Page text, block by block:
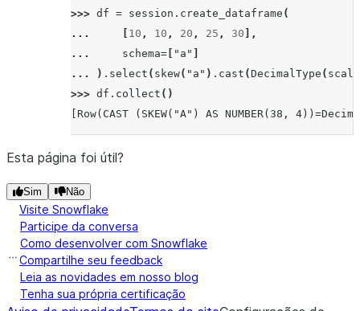
>>> df = session . create_dataframe (
...
10 , 10 , 20 , 25 , 30 ],
...
schema= "a"
...
) . select ( skew( "a" ) . cast (DecimalType ( scale
>>> df . collect ()
[Row(CAST (SKEW("A") AS NUMBER(38,
Esta página foi útil?
Sim Não
Visite Snowflake
Participe da conversa
Como desenvolver com Snowflake
Compartilhe seu feedback
Leia as novidades em nosso blog
Tenha sua própria certificação